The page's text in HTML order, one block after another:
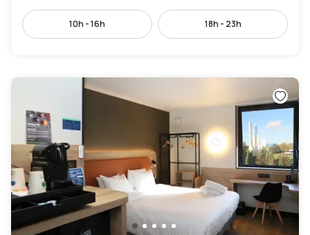
10h - 16h 18h - 23h